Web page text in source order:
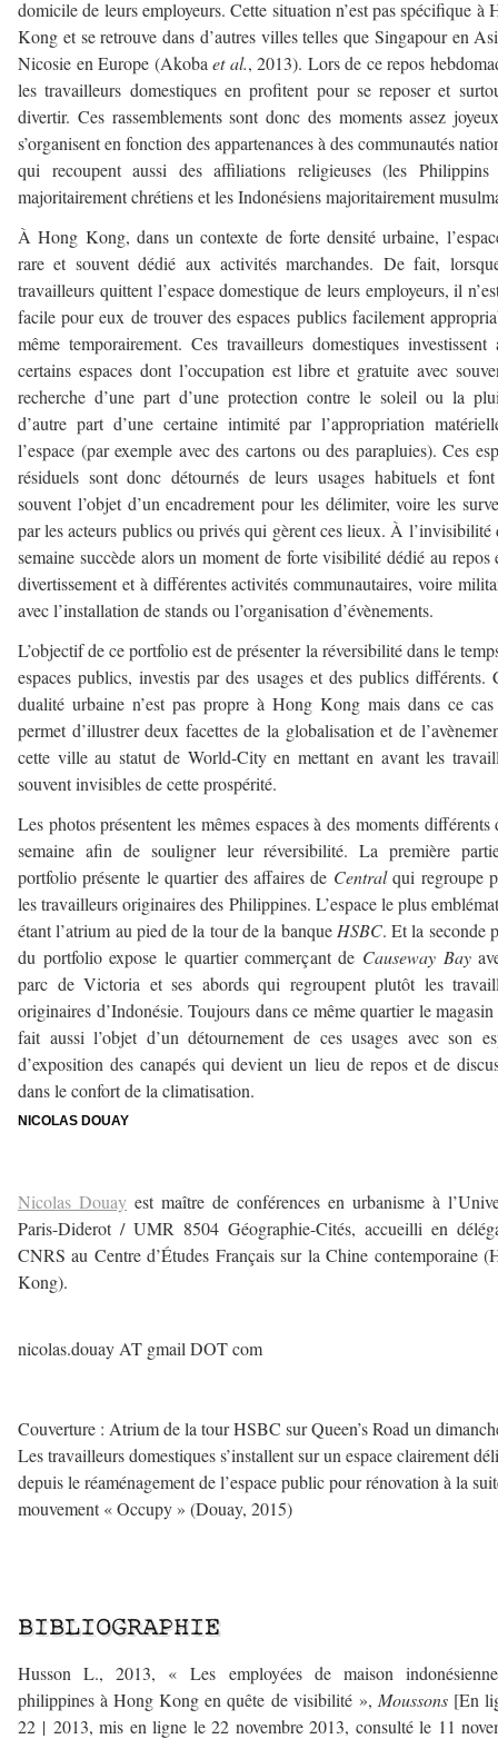
domicile de leurs employeurs. Cette situation n’est pas spécifique à
Kong et se retrouve dans d’autres villes telles que Singapour en
Nicosie en Europe (Akobaet al., 2013). Lors de ce repos
les travailleurs domestiques en profitent pour se reposer et
divertir. Ces rassemblements sont donc des moments assez
s’organisent en fonction des appartenances à des communautés
qui recoupent aussi des affiliations religieuses (les Philippins
majoritairement chrétiens et les Indonésiens majoritairement
À Hong Kong, dans un contexte de forte densité urbaine,
rare et souvent dédié aux activités marchandes. De fait,
travailleurs quittent l’espace domestique de leurs employeurs, il
facile pour eux de trouver des espaces publics facilement
même temporairement. Ces travailleurs domestiques investissent
certains espaces dont l’occupation est libre et gratuite avec
recherche d’une part d’une protection contre le soleil ou la
d’autre part d’une certaine intimité par l’appropriation
l’espace (par exemple avec des cartons ou des parapluies). Ces
résiduels sont donc détournés de leurs usages habituels et
souvent l’objet d’un encadrement pour les délimiter, voire les
par les acteurs publics ou privés qui gèrent ces lieux. À l’invisibilité
semaine succède alors un moment de forte visibilité dédié au repos
divertissement et à différentes activités communautaires, voire
avec l’installation de stands ou l’organisation d’évènements.
L’objectif de ce portfolio est de présenter la réversibilité dans le
espaces publics, investis par des usages et des publics différents.
dualité urbaine n’est pas propre à Hong Kong mais dans ce
permet d’illustrer deux facettes de la globalisation et de
cette ville au statut de World-City en mettant en avant les
souvent invisibles de cette prospérité.
Les photos présentent les mêmes espaces à des moments différents
semaine afin de souligner leur réversibilité. La première
portfolio présente le quartier des affaires de Centralqui regroupe
les travailleurs originaires des Philippines. L’espace le plus
étant l’atrium au pied de la tour de la banque HSBC. Et la seconde
du portfolio expose le quartier commerçant de Causeway Bay
parc de Victoria et ses abords qui regroupent plutôt les
originaires d’Indonésie. Toujours dans ce même quartier le
fait aussi l’objet d’un détournement de ces usages avec son
d’exposition des canapés qui devient un lieu de repos et de
dans le confort de la climatisation.
NICOLAS DOUAY
Nicolas Douay est maître de conférences en urbanisme à
Paris-Diderot / UMR 8504 Géographie-Cités, accueilli en
CNRS au Centre d’Études Français sur la Chine contemporaine
Kong).
nicolas.douay AT gmail DOT com
Couverture : Atrium de la tour HSBC sur Queen’s Road un
Les travailleurs domestiques s’installent sur un espace clairement
depuis le réaménagement de l’espace public pour rénovation à la
mouvement « Occupy » (Douay, 2015)
BIBLIOGRAPHIE
Husson L., 2013, « Les employées de maison
philippines à Hong Kong en quête de visibilité », Moussons[En
22 | 2013, mis en ligne le 22 novembre 2013, consulté le 11